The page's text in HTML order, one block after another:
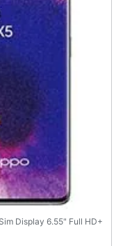
Display 6.55" Full HD+